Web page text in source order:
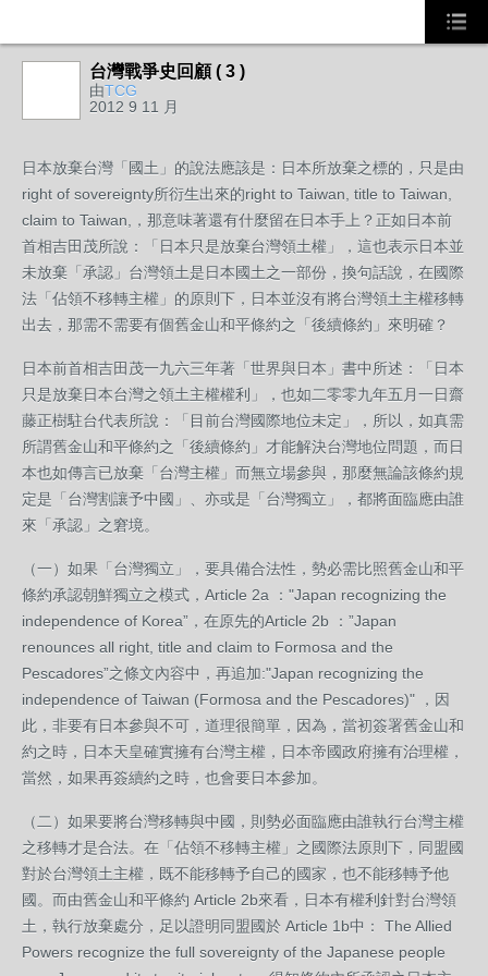
台灣戰爭史回顧 ( 3 )
由TCG
2012 9 11 月
日本放棄台灣「國土」的說法應該是：日本所放棄之標的，只是由
right of sovereignty所衍生出來的right to Taiwan, title to Taiwan,
claim to Taiwan‭,‬，那意味著還有什麼留在日本手上？正如日本前
首相吉田茂所說：「日本只是放棄台灣領土權」，這也表示日本並
未放棄「承認」台灣領土是日本國土之一部份，換句話說，在國際
法「佔領不移轉主權」的原則下，日本並沒有將台灣領土主權移轉
出去，那需不需要有個舊金山和平條約之「後續條約」來明確？
日本前首相吉田茂一九六三年著「世界與日本」書中所述：「日本
只是放棄日本台灣之領土主權權利」，也如二零零九年五月一日齋
藤正樹駐台代表所說：「目前台灣國際地位未定」，所以，如真需
所謂舊金山和平條約之「後續條約」才能解決台灣地位問題，而日
本也如傳言已放棄「台灣主權」而無立場參與，那麼無論該條約規
定是「台灣割讓予中國」、亦或是「台灣獨立」，都將面臨應由誰
來「承認」之窘境。
（一）如果「台灣獨立」，要具備合法性，勢必需比照舊金山和平
條約承認朝鮮獨立之模式，Article 2a‭ ‬："Japan recognizing the
independence of Korea”，在原先的Article 2b‭ ‬：”Japan
renounces all right, title and claim to Formosa and the
Pescadores”之條文內容中，再追加:"Japan recognizing the
independence of Taiwan (Formosa and the Pescadores)"‭ ‬，因
此，非要有日本參與不可，道理很簡單，因為，當初簽署舊金山和
約之時，日本天皇確實擁有台灣主權，日本帝國政府擁有治理權，
當然，如果再簽續約之時，也會要日本參加。
（二）如果要將台灣移轉與中國，則勢必面臨應由誰執行台灣主權
之移轉才是合法。在「佔領不移轉主權」之國際法原則下，同盟國
對於台灣領土主權，既不能移轉予自己的國家，也不能移轉予他
國。而由舊金山和平條約 Article 2b來看，日本有權利針對台灣領
土，執行放棄處分，足以證明同盟國於 Article 1b中： The Allied
Powers recognize the full sovereignty of the Japanese people